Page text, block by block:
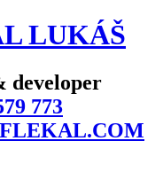
LUKÁŠ
developer
773